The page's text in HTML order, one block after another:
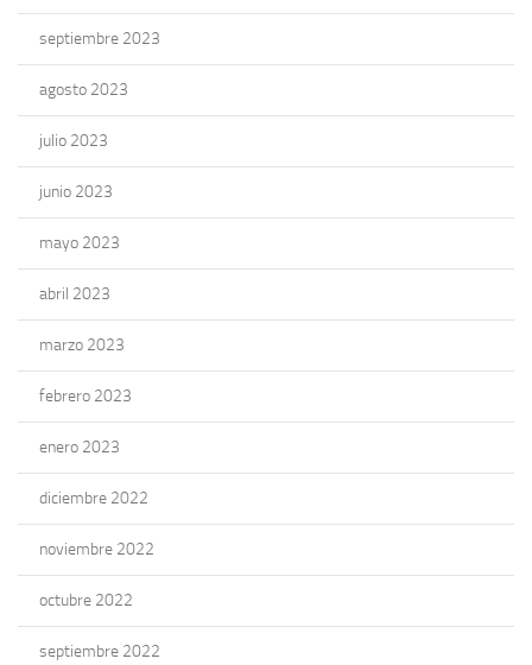
septiembre 2023
agosto 2023
julio 2023
junio 2023
mayo 2023
abril 2023
marzo 2023
febrero 2023
enero 2023
diciembre 2022
noviembre 2022
octubre 2022
septiembre 2022